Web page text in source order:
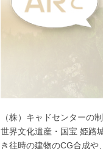
（株）キャドセンターの
世界文化遺産・国宝 姫路
き往時の建物のCG合成